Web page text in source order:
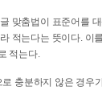
맞춤법이 표준어를
소리 나는 표준어는 ‘나무’로 적
적는다.
충분하지 않은 경우